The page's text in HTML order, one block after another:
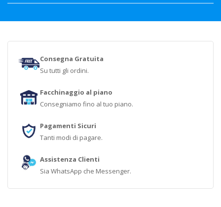
Consegna Gratuita
Su tutti gli ordini.
Facchinaggio al piano
Consegniamo fino al tuo piano.
Pagamenti Sicuri
Tanti modi di pagare.
Assistenza Clienti
Sia WhatsApp che Messenger.